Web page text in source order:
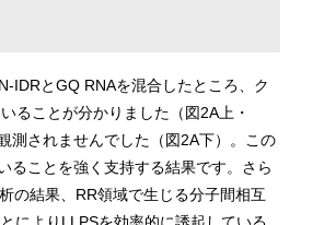
IDRとGQ RNAを混合したところ、ク
ることが分かりました（図2A上・
測されませんでした（図2A下）。この
ることを強く支持する結果です。さら
の結果、RR領域で生じる分子間相互